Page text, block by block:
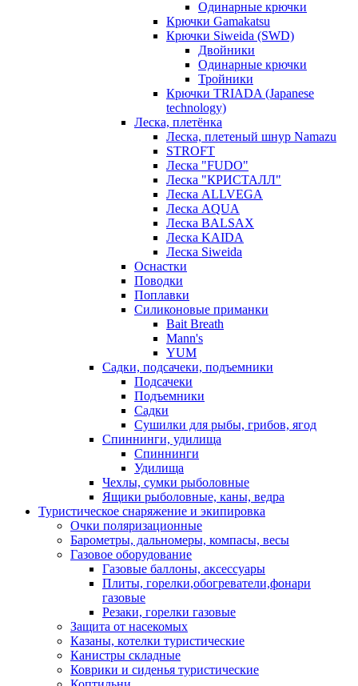
Одинарные крючки
Крючки Gamakatsu
Крючки Siweida (SWD)
Двойники
Одинарные крючки
Тройники
Крючки TRIADA (Japanese
technology)
Леска, плетёнка
Леска, плетеный шнур Namazu
STROFT
Леска "FUDO"
Леска "КРИСТАЛЛ"
Леска ALLVEGA
Леска AQUA
Леска BALSAX
Леска KAIDA
Леска Siweida
Оснастки
Поводки
Поплавки
Силиконовые приманки
Bait Breath
Mann's
YUM
Садки, подсачеки, подъемники
Подсачеки
Подъемники
Садки
Сушилки для рыбы, грибов, ягод
Спиннинги, удилища
Спиннинги
Удилища
Чехлы, сумки рыболовные
Ящики рыболовные, каны, ведра
Туристическое снаряжение и экипировка
Очки поляризационные
Барометры, дальномеры, компасы, весы
Газовое оборудование
Газовые баллоны, аксессуары
Плиты, горелки,обогреватели,фонари
газовые
Резаки, горелки газовые
Защита от насекомых
Казаны, котелки туристические
Канистры складные
Коврики и сиденья туристические